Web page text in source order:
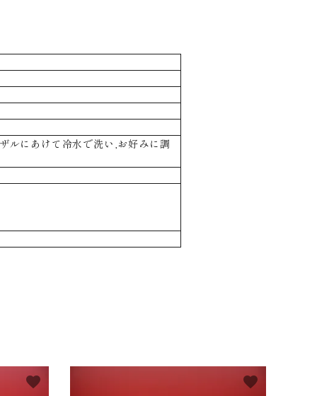
ルにあけて冷水で洗い,お好みに調
favorite favorite